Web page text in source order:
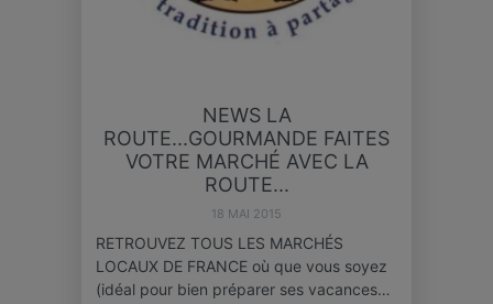
NEWS LA
ROUTE...GOURMANDE FAITES
VOTRE MARCHÉ AVEC LA
ROUTE...
18 MAI 2015
RETROUVEZ TOUS LES MARCHÉS
LOCAUX DE FRANCE où que vous soyez
(idéal pour bien préparer ses vacances…